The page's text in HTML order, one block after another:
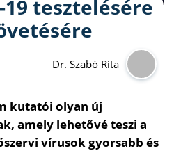
19 tesztelésére
Dr. Szabó Rita
kutatói olyan új
amely lehetővé teszi a
vírusok gyorsabb és